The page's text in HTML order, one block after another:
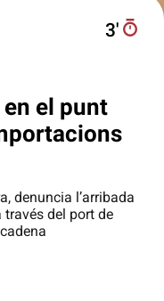
3′
en el punt
denuncia l’arribada
través del port de